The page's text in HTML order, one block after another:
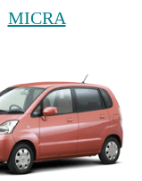
MICRA